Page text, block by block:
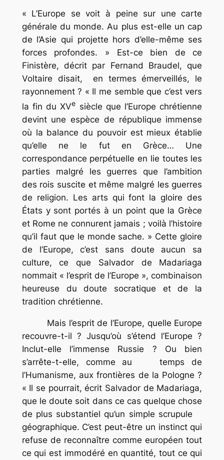
« L’Europe se voit à peine sur une carte
générale du monde. Au plus est-elle un cap
de l’Asie qui projette hors d’elle-même ses
forces profondes. » Est-ce bien de ce
Finistère, décrit par Fernand Braudel, que
Voltaire disait, en termes émerveillés, le
rayonnement ? « Il me semble que c’est vers
la fin du XVe siècle que l’Europe chrétienne
devint une espèce de république immense
où la balance du pouvoir est mieux établie
qu’elle ne le fut en Grèce… Une
correspondance perpétuelle en lie toutes les
parties malgré les guerres que l’ambition
des rois suscite et même malgré les guerres
de religion. Les arts qui font la gloire des
États y sont portés à un point que la Grèce
et Rome ne connurent jamais ; voilà l’histoire
qu’il faut que le monde sache. » Cette gloire
de l’Europe, c’est sans doute aucun sa
culture, ce que Salvador de Madariaga
nommait « l’esprit de l’Europe », combinaison
heureuse du doute socratique et de la
tradition chrétienne.
Mais l’esprit de l’Europe, quelle Europe
recouvre-t-il ? Jusqu’où s’étend l’Europe ?
Inclut-elle l’immense Russie ? Ou bien
s’arrête-t-elle, comme au temps de
l’Humanisme, aux frontières de la Pologne ?
« Il se pourrait, écrit Salvador de Madariaga,
que le doute soit dans ce cas quelque chose
de plus substantiel qu’un simple scrupule
géographique. C’est peut-être un instinct qui
refuse de reconnaître comme européen tout
ce qui est immodéré en quantité, tout ce qui